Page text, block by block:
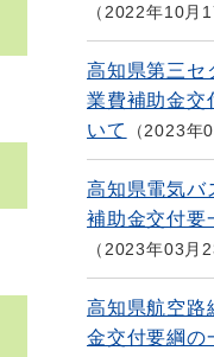
2022年10月
高知県第三セ
業費補助金交
いて
2023年
高知県電気バ
補助金交付要
2023年03月
高知県航空路
金交付要綱の